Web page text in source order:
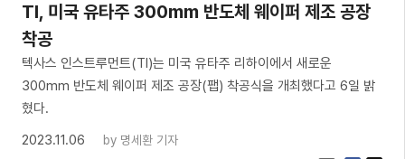
TI, 미국 유타주 300mm 반도체 웨이퍼 제조 공장
착공
텍사스 인스트루먼트(TI)는 미국 유타주 리하이에서 새로운
300mm 반도체 웨이퍼 제조 공장(팹) 착공식을 개최했다고 6일 밝
혔다.
2023.11.06
by 명세환 기자